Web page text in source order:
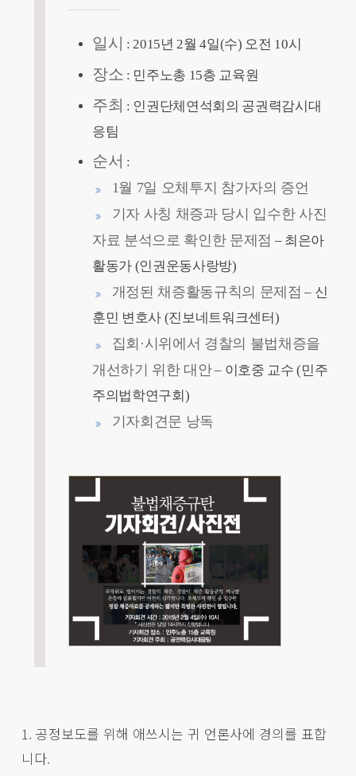
일시 : 2015년 2월 4일(수) 오전 10시
장소 : 민주노총 15층 교육원
주최 : 인권단체연석회의 공권력감시대
응팀
순서 :
1월 7일 오체투지 참가자의 증언
기자 사칭 채증과 당시 입수한 사진
자료 분석으로 확인한 문제점 – 최은아
활동가 (인권운동사랑방)
개정된 채증활동규칙의 문제점 – 신
훈민 변호사 (진보네트워크센터)
집회·시위에서 경찰의 불법채증을
개선하기 위한 대안– 이호중 교수 (민주
주의법학연구회)
기자회견문 낭독
1. 공정보도를 위해 애쓰시는 귀 언론사에 경의를 표합
니다.